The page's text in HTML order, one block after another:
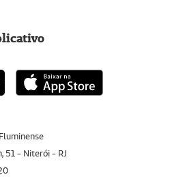
51 - Niterói - RJ